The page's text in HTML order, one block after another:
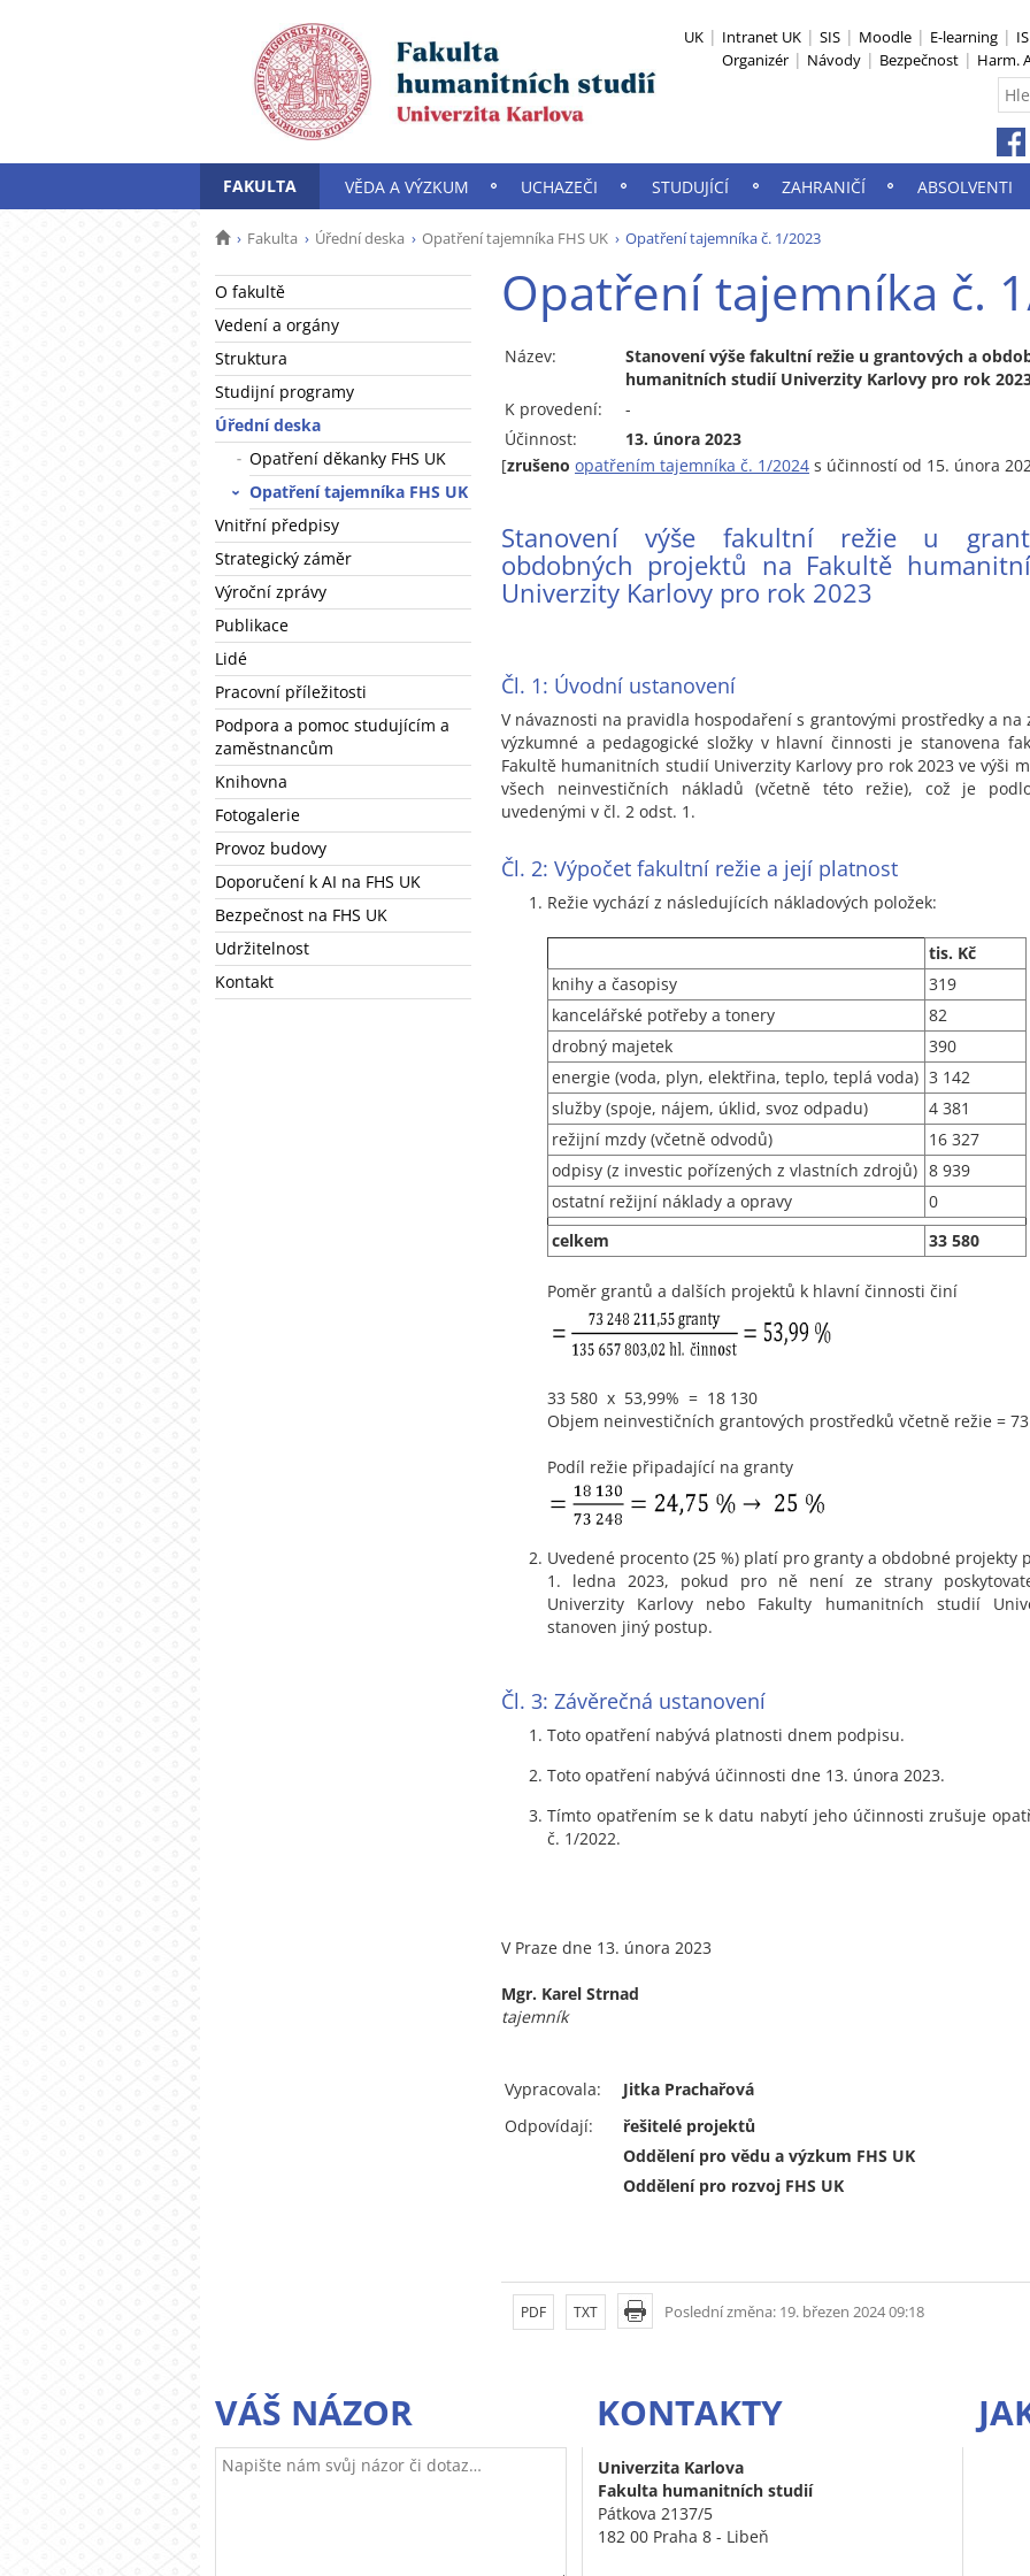
UK Intranet UK SIS Moodle E-learning
Organizér
Návody Bezpečnost Harm.
FAKULTA VĚDA A VÝZKUM UCHAZEČI STUDUJÍCÍ ZAHRANIČÍ ABSOLVENTI
Fakulta Úřední deska Opatření tajemníka FHS UK Opatření tajemníka č. 1/2023
O fakultě
Vedení a orgány
Struktura
Studijní programy
Úřední deska
Opatření děkanky FHS UK
Opatření tajemníka FHS UK
Vnitřní předpisy
Strategický záměr
Výroční zprávy
Publikace
Lidé
Pracovní příležitosti
Podpora a pomoc studujícím a
zaměstnancům
Knihovna
Fotogalerie
Provoz budovy
Doporučení k AI na FHS UK
Bezpečnost na FHS UK
Udržitelnost
Kontakt
Opatření tajemníka č.
Název:
Stanovení výše fakultní režie u grantových a
humanitních studií Univerzity Karlovy pro rok
K provedení:
-
Účinnost:
13. února 2023
[zrušeno opatřením tajemníka č. 1/2024 s účinností od 15. února
Stanovení výše fakultní režie u
obdobných projektů na Fakultě
Univerzity Karlovy pro rok 2023
Čl. 1: Úvodní ustanovení
V návaznosti na pravidla hospodaření s grantovými prostředky a na
výzkumné a pedagogické složky v hlavní činnosti je stanovena
Fakultě humanitních studií Univerzity Karlovy pro rok 2023 ve výši
všech neinvestičních nákladů (včetně této režie), což je
uvedenými v čl. 2 odst. 1.
Čl. 2: Výpočet fakultní režie a její platnost
Režie vychází z následujících nákladových položek:
tis. Kč
knihy a časopisy
319
kancelářské potřeby a tonery
82
drobný majetek
390
energie (voda, plyn, elektřina, teplo, teplá voda) 3 142
služby (spoje, nájem, úklid, svoz odpadu)
4 381
režijní mzdy (včetně odvodů)
16 327
odpisy (z investic pořízených z vlastních zdrojů) 8 939
ostatní režijní náklady a opravy
0
celkem
33 580
Poměr grantů a dalších projektů k hlavní činnosti činí
33 580 x 53,99% = 18 130
Objem neinvestičních grantových prostředků včetně režie =
Podíl režie připadající na granty
Uvedené procento (25 %) platí pro granty a obdobné projekty
1. ledna 2023, pokud pro ně není ze strany
Univerzity Karlovy nebo Fakulty humanitních studií
stanoven jiný postup.
Čl. 3: Závěrečná ustanovení
Toto opatření nabývá platnosti dnem podpisu.
Toto opatření nabývá účinnosti dne 13. února 2023.
Tímto opatřením se k datu nabytí jeho účinnosti zrušuje
č. 1/2022.
V Praze dne 13. února 2023
Mgr. Karel Strnad
tajemník
Vypracovala:
Jitka Prachařová
Odpovídají:
řešitelé projektů
Oddělení pro vědu a výzkum FHS UK
Oddělení pro rozvoj FHS UK
Poslední změna: 19. březen 2024 09:18
PDF TXT
VÁŠ NÁZOR KONTAKTY
Univerzita Karlova
Fakulta humanitních studií
Pátkova 2137/5
182 00 Praha 8 - Libeň